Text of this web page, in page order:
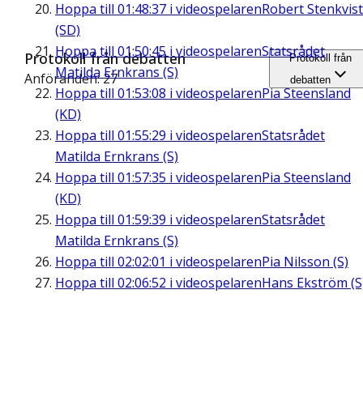
Hoppa till 01:48:37 i videospelarenRobert Stenkvist
(SD)
Hoppa till 01:50:45 i videospelarenStatsrådet
Matilda Ernkrans (S)
Hoppa till 01:53:08 i videospelarenPia Steensland
(KD)
Hoppa till 01:55:29 i videospelarenStatsrådet
Matilda Ernkrans (S)
Hoppa till 01:57:35 i videospelarenPia Steensland
(KD)
Hoppa till 01:59:39 i videospelarenStatsrådet
Matilda Ernkrans (S)
Hoppa till 02:02:01 i videospelarenPia Nilsson (S)
Hoppa till 02:06:52 i videospelarenHans Ekström
Protokoll från debatten
Anföranden: 27
Protokoll från
debatten